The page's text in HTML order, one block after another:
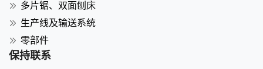
多片锯、双面刨床
生产线及输送系统
零部件
保持联系